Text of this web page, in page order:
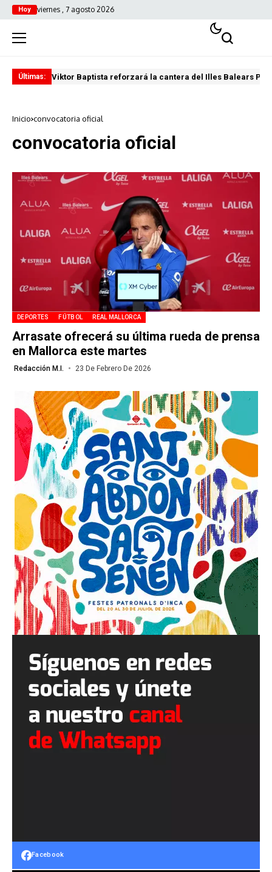
Hoy viernes , 7 agosto 2026
Últimas: Viktor Baptista reforzará la cantera del Illes Balears
Inicio convocatoria oficial
convocatoria oficial
DEPORTES FÚTBOL REAL MALLORCA
Arrasate ofrecerá su última rueda de prensa
en Mallorca este martes
Redacción M.I. 23 De Febrero De 2026
Facebook